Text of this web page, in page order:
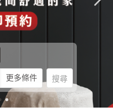
更多條件 搜尋